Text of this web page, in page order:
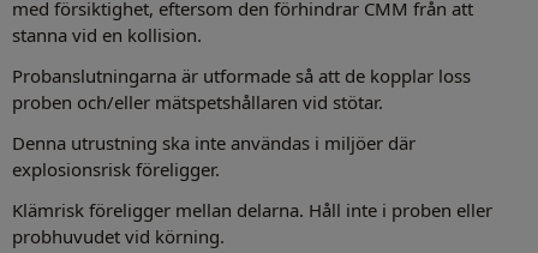
med försiktighet, eftersom den förhindrar CMM från att
stanna vid en kollision.
Probanslutningarna är utformade så att de kopplar loss
proben och/eller mätspetshållaren vid stötar.
Denna utrustning ska inte användas i miljöer där
explosionsrisk föreligger.
Klämrisk föreligger mellan delarna. Håll inte i proben eller
probhuvudet vid körning.